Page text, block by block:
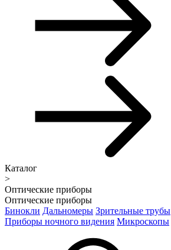
Каталог
>
Оптические приборы
Оптические приборы
Бинокли Дальномеры Зрительные трубы
Приборы ночного видения Микроскопы